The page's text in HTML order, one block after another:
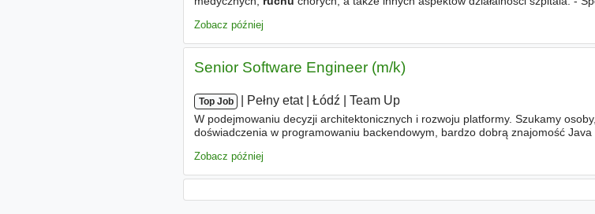
Zobacz później
Senior Software Engineer (m/k)
Top Job Pełny etat| Łódź Team Up
W podejmowaniu decyzji architektonicznych i rozwoju platformy. Szukamy
doświadczenia w programowaniu backendowym, bardzo dobrą znajomość
Zobacz później